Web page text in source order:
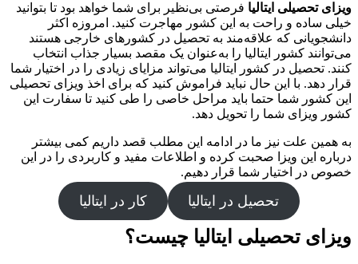
ویزای تحصیلی ایتالیا فرصتی بی‌نظیر برای شما خواهد بود تا بتوانید
خیلی ساده و راحت به این کشور مهاجرت کنید. امروزه اکثر
دانشجویانی که علاقه‌مند به تحصیل در کشورهای خارجی هستند
می‌توانند کشور ایتالیا را به‌عنوان یک مقصد بسیار جذاب انتخاب
کنند. تحصیل در کشور ایتالیا می‌تواند مزایای زیادی را در اختیار شما
قرار دهد. با این حال نباید فراموش کنید که برای اخذ ویزای تحصیلی
این کشور شما حتما باید مراحل خاصی را طی کنید تا سفارت این
کشور ویزای شما را تحویل دهد.
به همین علت نیز ما در ادامه این مطلب قصد داریم کمی بیشتر
درباره این ویزا صحبت کرده و اطلاعات مفید و کاربردی را در این
خصوص در اختیار شما قرار دهیم.
تحصیل در ایتالیا کار در ایتالیا
ویزای تحصیلی ایتالیا چیست؟